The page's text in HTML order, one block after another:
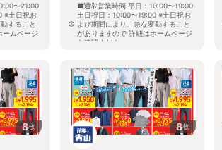
〜21:00
※土日祝お
すること
ームページ
■通常営業時間 平日：10:00〜19:00
土日祝日：10:00〜19:00 ※土日祝お
よび期間により、急な変動すること
がありますので 詳細はホームページ
を確認ください
8枚 8枚